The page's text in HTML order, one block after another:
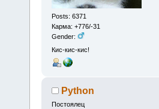
Posts: 6371
Карма: +776/-31
Gender:
Кис-кис-кис!
Python
Постоялец